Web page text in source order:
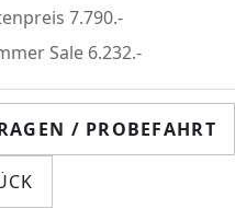
7.790.-
Sale 6.232.-
/ PROBEFAHRT